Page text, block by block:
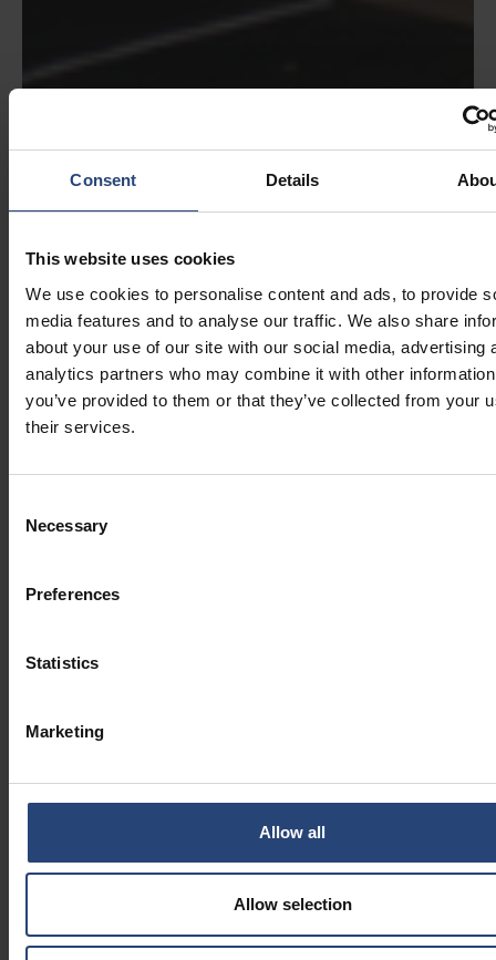
Consent Details
This website uses cookies
We use cookies to personalise content and ads, to provide
media features and to analyse our traffic. We also share
about your use of our site with our social media, advertising
analytics partners who may combine it with other
you’ve provided to them or that they’ve collected from your
their services.
Selection
Necessary
Preferences
Statistics
Marketing
Allow all
Allow selection